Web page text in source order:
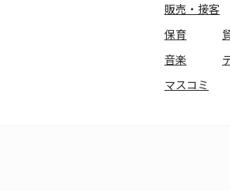
販売・接客
保育
音楽
マスコミ